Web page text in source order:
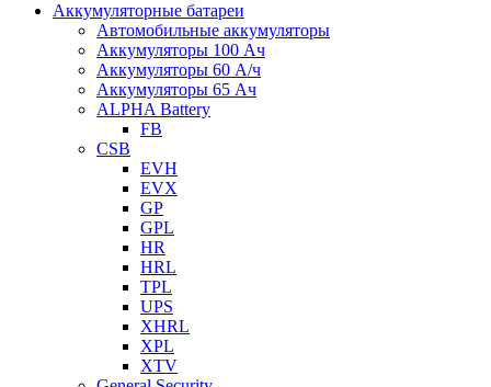
Аккумуляторные батареи
Автомобильные аккумуляторы
Аккумуляторы 100 Ач
Аккумуляторы 60 А/ч
Аккумуляторы 65 Ач
ALPHA Battery
FB
CSB
EVH
EVX
GP
GPL
HR
HRL
TPL
UPS
XHRL
XPL
XTV